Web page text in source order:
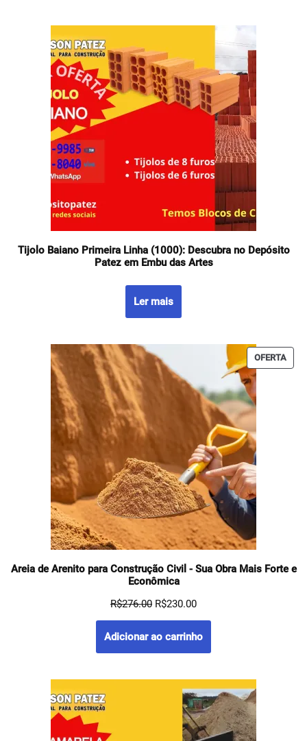
Tijolo Baiano Primeira Linha (1000): Descubra no Depósito
Patez em Embu das Artes
Ler mais
OFERTA
Areia de Arenito para Construção Civil - Sua Obra Mais Forte e
Econômica
R$276.00 R$230.00
Adicionar ao carrinho